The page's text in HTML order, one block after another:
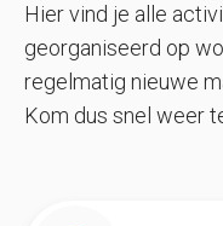
Hier vind je alle
georganiseerd op
regelmatig nieuwe
Kom dus snel weer